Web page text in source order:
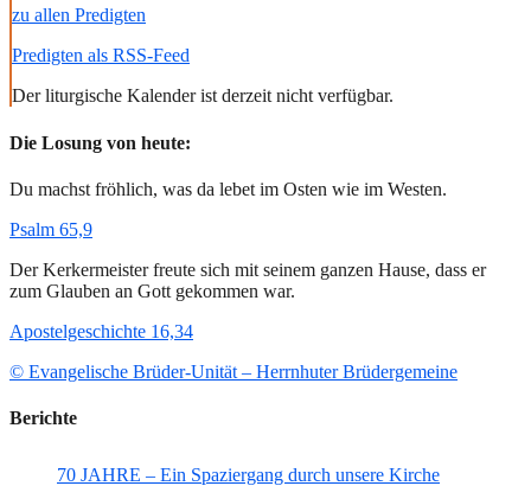
zu allen Predigten
Predigten als RSS-Feed
Der liturgische Kalender ist derzeit nicht verfügbar.
Die Losung von heute:
Du machst fröhlich, was da lebet im Osten wie im Westen.
Psalm 65,9
Der Kerkermeister freute sich mit seinem ganzen Hause, dass er
zum Glauben an Gott gekommen war.
Apostelgeschichte 16,34
© Evangelische Brüder-Unität – Herrnhuter Brüdergemeine
Berichte
70 JAHRE – Ein Spaziergang durch unsere Kirche